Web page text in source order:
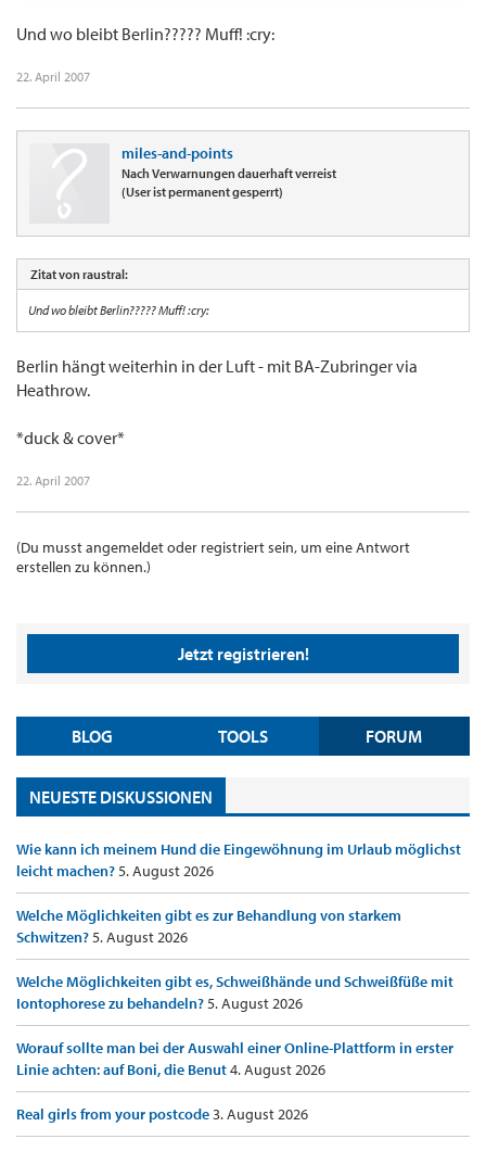
Und wo bleibt Berlin????? Muff! :cry:
22. April 2007
miles-and-points
Nach Verwarnungen dauerhaft verreist
(User ist permanent gesperrt)
Zitat von raustral:
Und wo bleibt Berlin????? Muff! :cry:
Berlin hängt weiterhin in der Luft - mit BA-Zubringer via
Heathrow.
*duck & cover*
22. April 2007
(Du musst angemeldet oder registriert sein, um eine Antwort
erstellen zu können.)
Jetzt registrieren!
BLOG TOOLS FORUM
NEUESTE DISKUSSIONEN
Wie kann ich meinem Hund die Eingewöhnung im Urlaub möglichst
leicht machen?5. August 2026
Welche Möglichkeiten gibt es zur Behandlung von starkem
Schwitzen?5. August 2026
Welche Möglichkeiten gibt es, Schweißhände und Schweißfüße mit
Iontophorese zu behandeln?5. August 2026
Worauf sollte man bei der Auswahl einer Online-Plattform in erster
Linie achten: auf Boni, die Benut4. August 2026
Real girls from your postcode3. August 2026